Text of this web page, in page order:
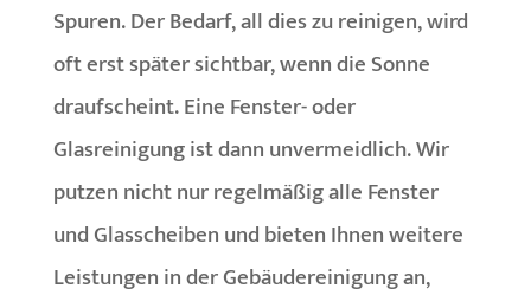
Spuren. Der Bedarf, all dies zu reinigen, wird
oft erst später sichtbar, wenn die Sonne
draufscheint. Eine Fenster- oder
Glasreinigung ist dann unvermeidlich. Wir
putzen nicht nur regelmäßig alle Fenster
und Glasscheiben und bieten Ihnen weitere
Leistungen in der Gebäudereinigung an,